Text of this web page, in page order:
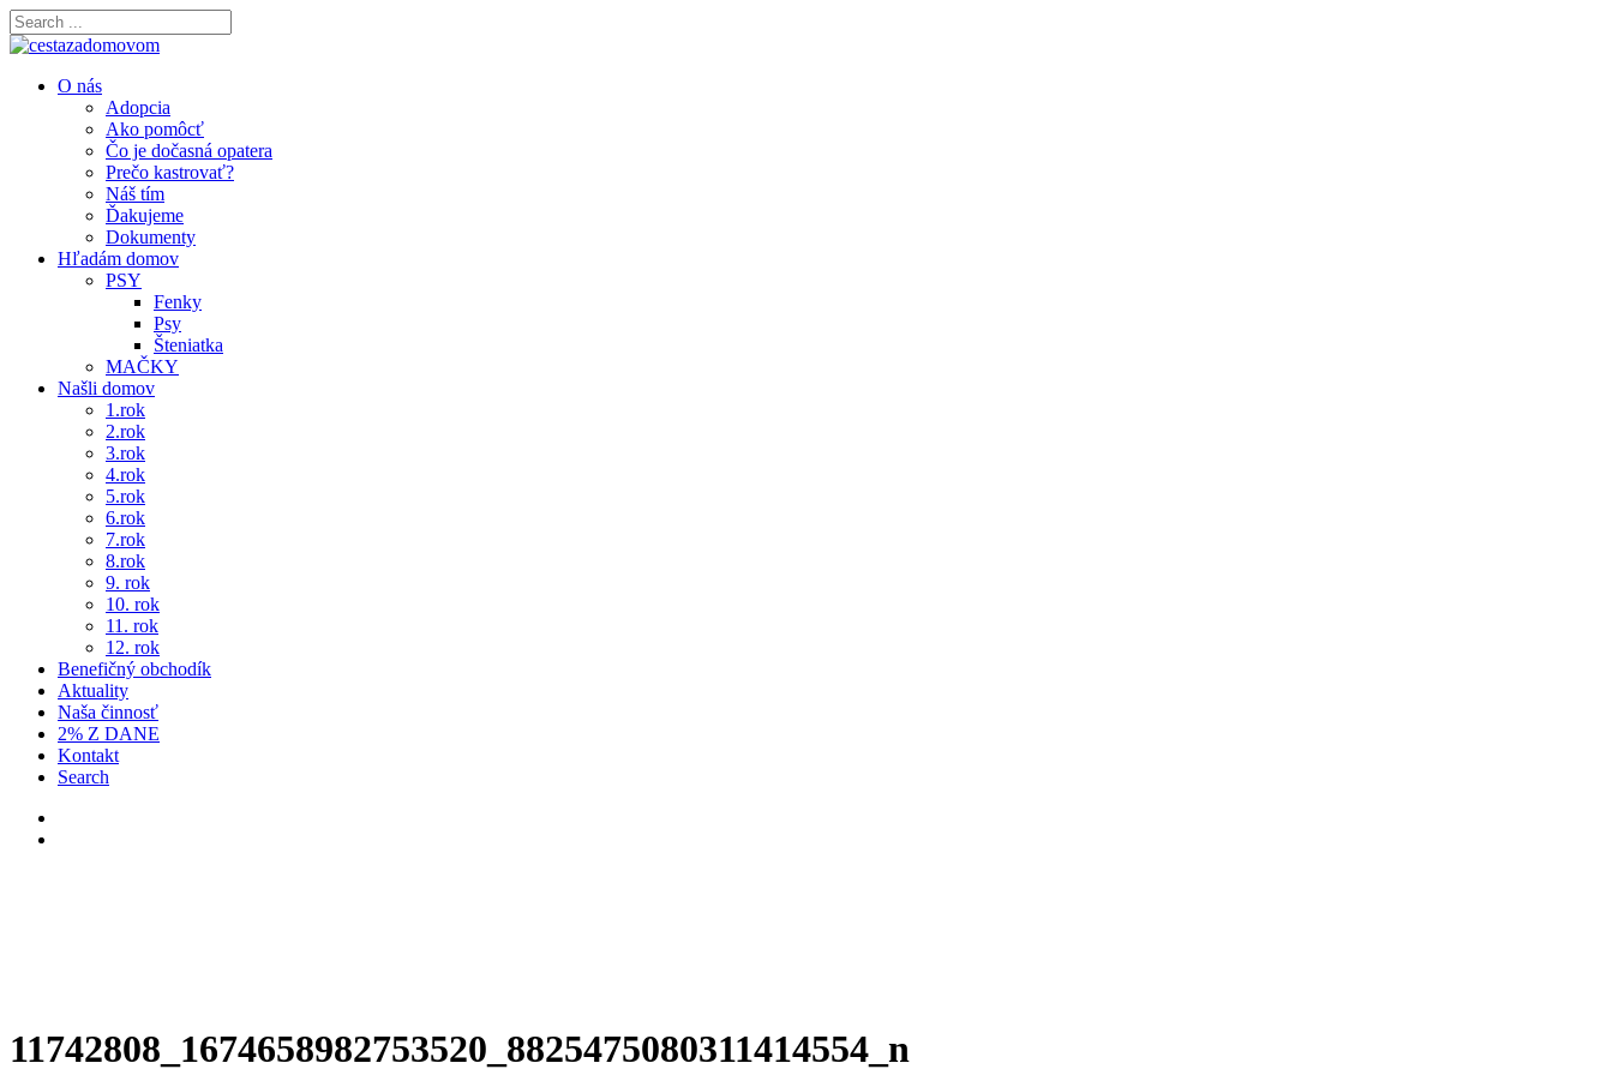
O nás
Adopcia
Ako pomôcť
Čo je dočasná opatera
Prečo kastrovať?
Náš tím
Ďakujeme
Dokumenty
Hľadám domov
PSY
Fenky
Psy
Šteniatka
MAČKY
Našli domov
1.rok
2.rok
3.rok
4.rok
5.rok
6.rok
7.rok
8.rok
9. rok
10. rok
11. rok
12. rok
Benefičný obchodík
Aktuality
Naša činnosť
2% Z DANE
Kontakt
Search
11742808_1674658982753520_8825475080311414554_n